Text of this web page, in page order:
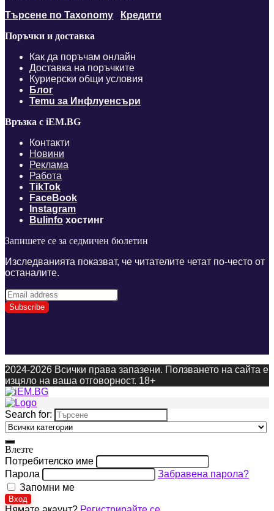
Търсене по Taxonomy
Кредити
Поръчки и доставка
Как да поръчам онлайн
Доставка на поръчките
Куриерски общи условия
Блог
Temu за Инфлуенсъри
Връзка с iEM.BG
Контакти
Новини
Реклама
Работа
TikTok
FaceBook
Instagram
Bulinfo хостинг
Запишете се за седмичен бюлетин
Изследванията показват, че читателите четат по-често от
останалите.
2024-2026 Всички права запазени. Ползването на сайта е
изцяло на ваша отговорност. 18+
Search for:
Влезте
Потребителско име
Парола
Забравена парола?
Запомни ме
Вход